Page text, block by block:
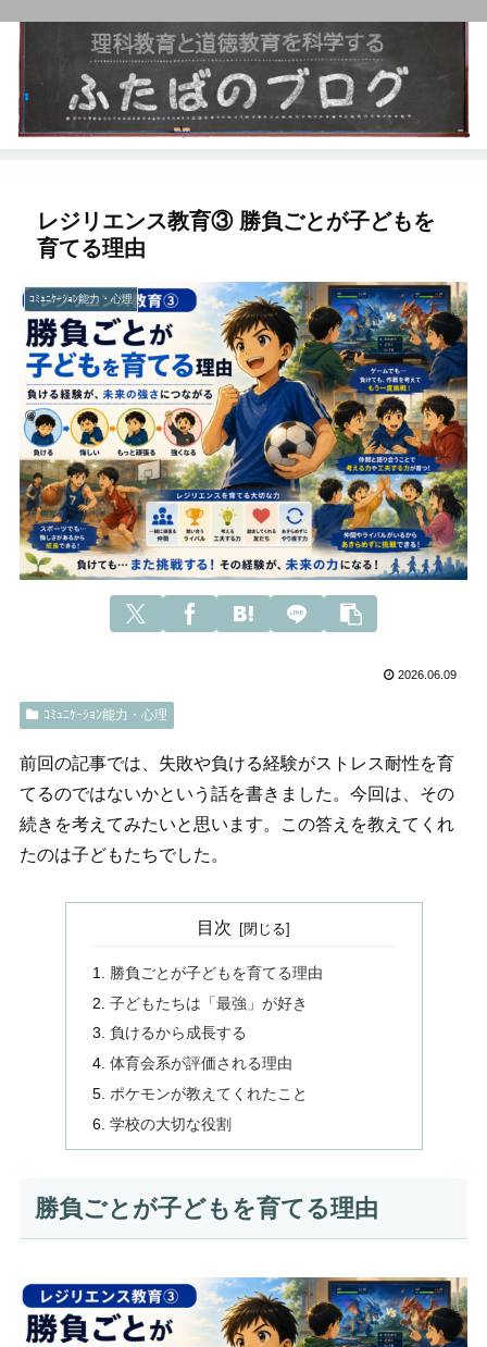
レジリエンス教育③ 勝負ごとが子どもを
育てる理由
ｺﾐｭﾆｹｰｼｮﾝ能力・心理
2026.06.09
ｺﾐｭﾆｹｰｼｮﾝ能力・心理
前回の記事では、失敗や負ける経験がストレス耐性を育
てるのではないかという話を書きました。今回は、その
続きを考えてみたいと思います。この答えを教えてくれ
たのは子どもたちでした。
目次
勝負ごとが子どもを育てる理由
子どもたちは「最強」が好き
負けるから成長する
体育会系が評価される理由
ポケモンが教えてくれたこと
学校の大切な役割
勝負ごとが子どもを育てる理由